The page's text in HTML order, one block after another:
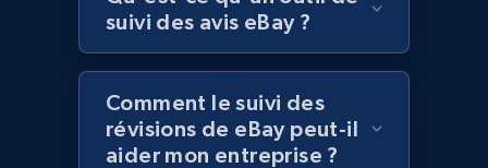
Best Buy products
URL, Product id, Title, Images, Final price,
Currency, Discount, Initial price, and more.
1.1K+ 149+ Commencer
suivi des avis eBay ?
Comment le suivi des
révisions de eBay peut-il
aider mon entreprise ?